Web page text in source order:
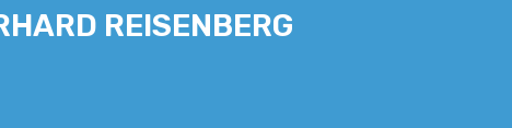
REISENBERG